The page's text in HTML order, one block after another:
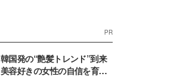
PR
韓国発の“艶髪トレンド”到来
美容好きの女性の自信を育む